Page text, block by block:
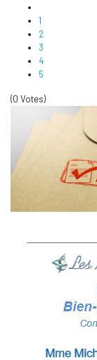
1
2
3
4
5
(0 Votes)